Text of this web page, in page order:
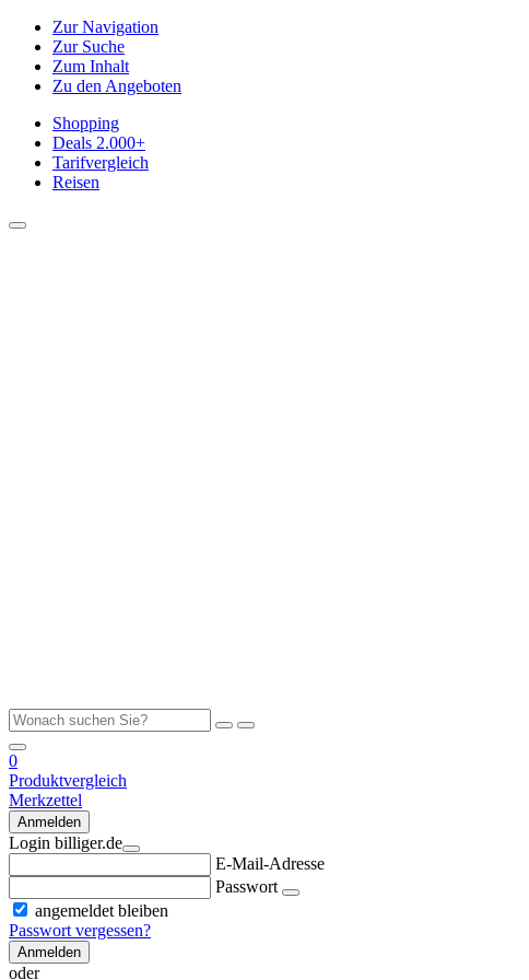
Zur Navigation
Zur Suche
Zum Inhalt
Zu den Angeboten
Shopping
Deals 2.000+
Tarifvergleich
Reisen
0
Produktvergleich
Merkzettel
Anmelden
Login billiger.de
E-Mail-Adresse
Passwort
angemeldet bleiben
Passwort vergessen?
Anmelden
oder